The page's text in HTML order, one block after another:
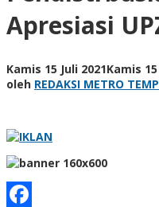
Apresiasi
Kamis 15 Juli 2021Kamis
oleh REDAKSI METRO